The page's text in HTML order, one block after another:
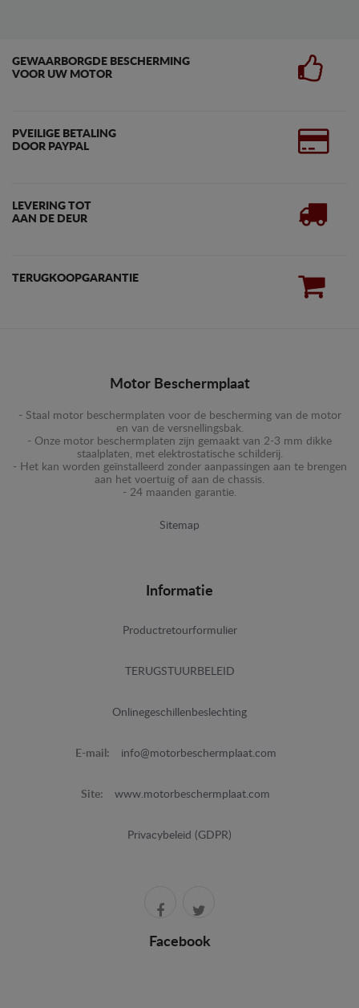
GEWAARBORGDE BESCHERMING
VOOR UW MOTOR
PVEILIGE BETALING
DOOR PAYPAL
LEVERING TOT
AAN DE DEUR
TERUGKOOPGARANTIE
Motor Beschermplaat
- Staal motor beschermplaten voor de bescherming van de motor
en van de versnellingsbak.
- Onze motor beschermplaten zijn gemaakt van 2-3 mm dikke
staalplaten, met elektrostatische schilderij.
- Het kan worden geïnstalleerd zonder aanpassingen aan te brengen
aan het voertuig of aan de chassis.
- 24 maanden garantie.
Sitemap
Informatie
Productretourformulier
TERUGSTUURBELEID
Onlinegeschillenbeslechting
E-mail: info@motorbeschermplaat.com
Site: www.motorbeschermplaat.com
Privacybeleid (GDPR)
Facebook